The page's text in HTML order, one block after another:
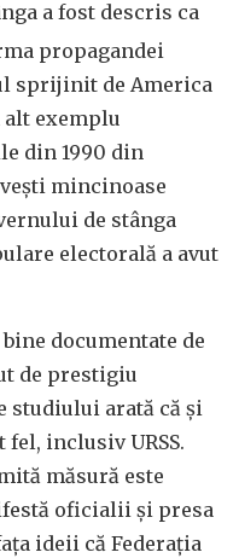
a fost descris ca
propagandei
sprijinit de America
exemplu
din 1990 din
mincinoase
de stânga
electorală a avut
documentate de
de prestigiu
studiului arată că și
fel, inclusiv URSS.
măsură este
oficialii și presa
ideii că Federația